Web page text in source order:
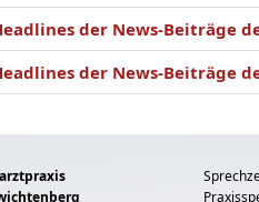
der News-Beiträge
der News-Beiträge